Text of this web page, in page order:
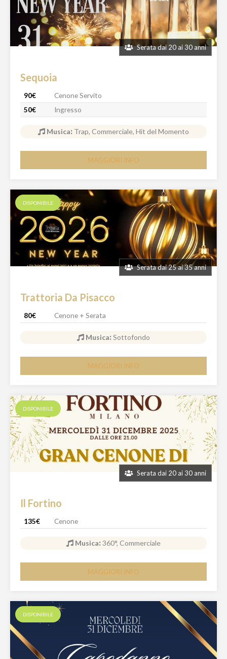
Serata dai 20 ai 30 anni
Sequoia
90€
Cenone Servito
50€
Ingresso
Musica: Trap, Commerciale, Hit del Momento
MAGGIORI INFO
Serata dai 25 ai 35 anni
DISPONIBILE
Trattoria Da Pisacco
80€ Cenone + Serata
Musica: Sottofondo
MAGGIORI INFO
Serata dai 20 ai 30 anni
DISPONIBILE
Il Fortino
135€ Cenone
Musica: 360°, Commerciale
MAGGIORI INFO
DISPONIBILE